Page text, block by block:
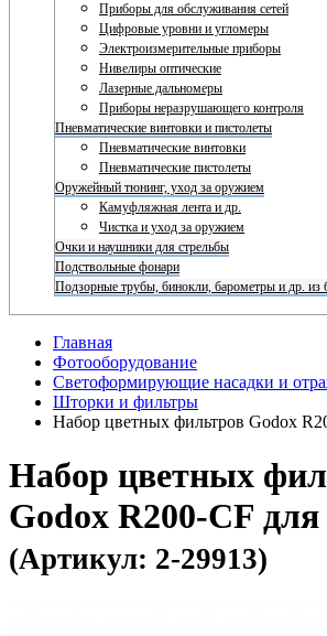
Приборы для обслуживания сетей
Цифровые уровни и угломеры
Электроизмерительные приборы
Нивелиры оптические
Лазерные дальномеры
Приборы неразрушающего контроля
Пневматические винтовки и пистолеты
Пневматические винтовки
Пневматические пистолеты
Оружейный тюнинг, уход за оружием
Камуфляжная лента и др.
Чистка и уход за оружием
Очки и наушники для стрельбы
Подствольные фонари
Подзорные трубы, бинокли, барометры и др. из
Главная
Фотооборудование
Светоформирующие насадки и
Шторки и фильтры
Набор цветных фильтров Godox
Набор цветных
Godox R200-CF для
(Артикул: 2-29913)